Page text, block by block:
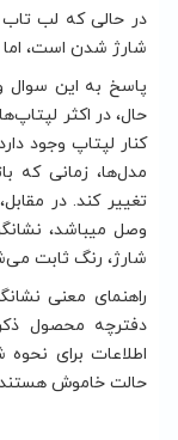
در حالی که لب
شارژ شدن است،
پاسخ به این سوال
حال، در اکثر
کنار لپتاپ وجود
مدل‌ها، زمانی که
تغییر کند. در
وصل میباشد،
شارژ، رنگ ثابت
راهنمای معنی
دفترچه محصول
اطلاعات برای
حالت خاموش